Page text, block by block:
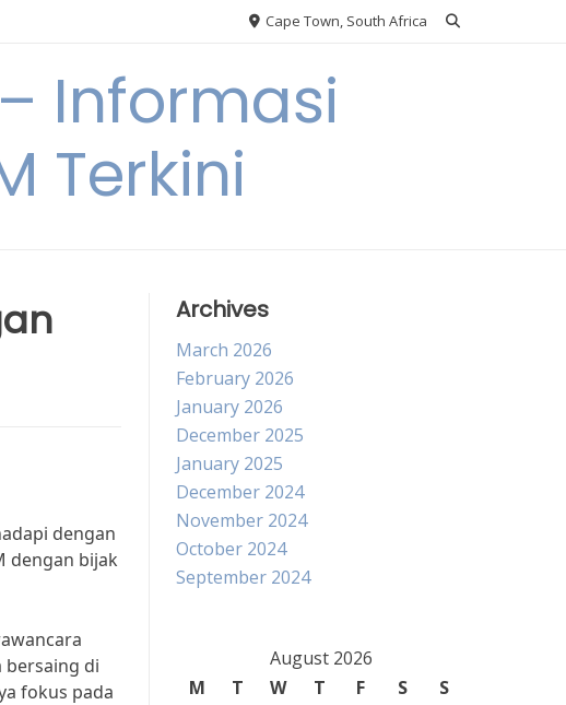
Cape Town, South Africa
– Informasi
Terkini
dengan
dengan bijak
bersaing di
fokus pada
Archives
March 2026
February 2026
January 2026
December 2025
January 2025
December 2024
November 2024
October 2024
September 2024
August 2026
M
T W T F S
S